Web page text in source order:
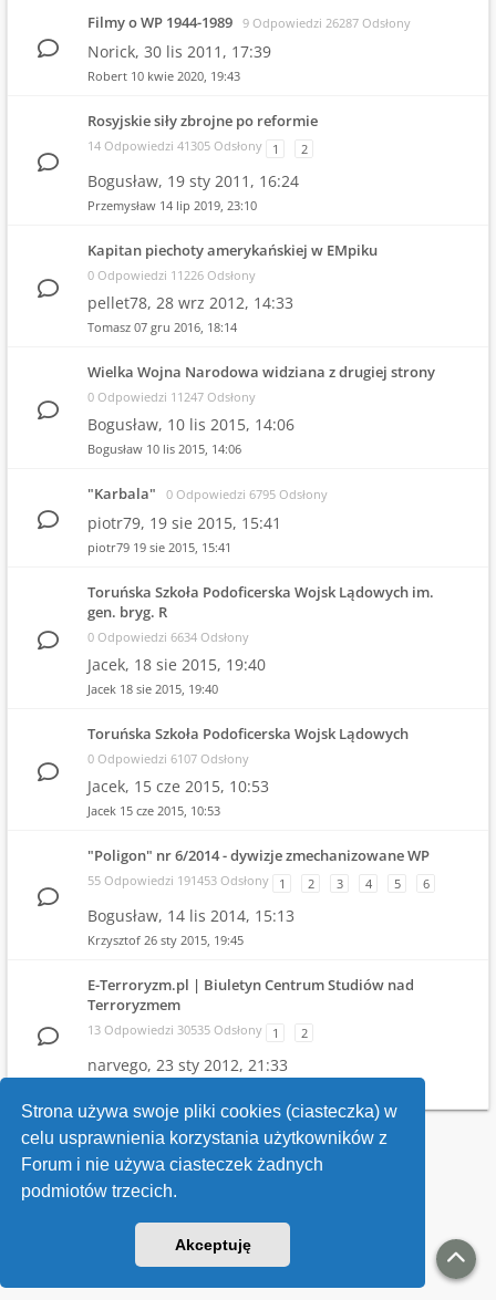
Strona używa swoje pliki cookies (ciasteczka) w
celu usprawnienia korzystania użytkowników z
Forum i nie używa ciasteczek żadnych
podmiotów trzecich.
Akceptuję
Filmy o WP 1944-1989 9 Odpowiedzi 26287 Odsłony
Norick, 30 lis 2011, 17:39
Robert 10 kwie 2020, 19:43
Rosyjskie siły zbrojne po reformie
14 Odpowiedzi 41305 Odsłony 1 2
Bogusław, 19 sty 2011, 16:24
Przemysław 14 lip 2019, 23:10
Kapitan piechoty amerykańskiej w EMpiku
0 Odpowiedzi 11226 Odsłony
pellet78, 28 wrz 2012, 14:33
Tomasz 07 gru 2016, 18:14
Wielka Wojna Narodowa widziana z drugiej strony
0 Odpowiedzi 11247 Odsłony
Bogusław, 10 lis 2015, 14:06
Bogusław 10 lis 2015, 14:06
"Karbala" 0 Odpowiedzi 6795 Odsłony
piotr79, 19 sie 2015, 15:41
piotr79 19 sie 2015, 15:41
Toruńska Szkoła Podoficerska Wojsk Lądowych im.
gen. bryg. R
0 Odpowiedzi 6634 Odsłony
Jacek, 18 sie 2015, 19:40
Jacek 18 sie 2015, 19:40
Toruńska Szkoła Podoficerska Wojsk Lądowych
0 Odpowiedzi 6107 Odsłony
Jacek, 15 cze 2015, 10:53
Jacek 15 cze 2015, 10:53
"Poligon" nr 6/2014 - dywizje zmechanizowane WP
55 Odpowiedzi 191453 Odsłony 1 2 3 4 5 6
Bogusław, 14 lis 2014, 15:13
Krzysztof 26 sty 2015, 19:45
E-Terroryzm.pl | Biuletyn Centrum Studiów nad
Terroryzmem
13 Odpowiedzi 30535 Odsłony 1 2
narvego, 23 sty 2012, 21:33
Wróć do wykazu forów
v118